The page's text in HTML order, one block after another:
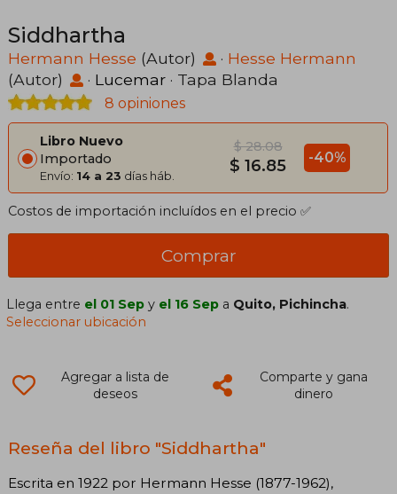
Siddhartha
Hermann Hesse (Autor) · Hesse Hermann
(Autor)
· Lucemar · Tapa Blanda
8 opiniones
Libro Nuevo
Importado
Envío: 14 a 23 días háb.
$ 28.08
$ 16.85 -40%
Costos de importación incluídos en el precio ✅
Comprar
Llega entre el 01 Sep y el 16 Sep a Quito, Pichincha.
Seleccionar ubicación
Agregar a lista de
deseos
Comparte y gana
dinero
Reseña del libro "Siddhartha"
Escrita en 1922 por Hermann Hesse (1877-1962),